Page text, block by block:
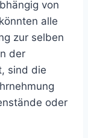
von
alle
zur selben
der
sind die
oder